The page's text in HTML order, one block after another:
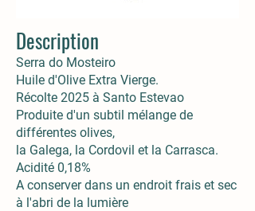
Description
Serra do Mosteiro
Huile d'Olive Extra Vierge.
Récolte 2025 à Santo Estevao
Produite d'un subtil mélange de
différentes olives,
la Galega, la Cordovil et la Carrasca.
Acidité 0,18%
A conserver dans un endroit frais et sec
à l'abri de la lumière